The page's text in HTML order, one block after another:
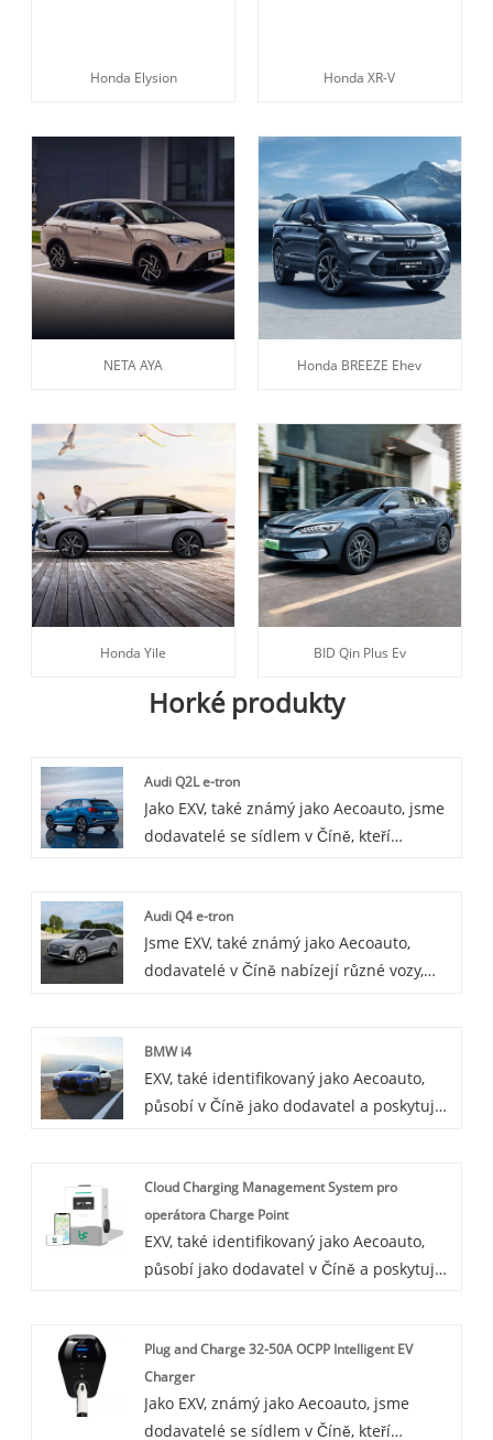
Honda Elysion Honda XR-V
NETA AYA Honda BREEZE Ehev
Honda Yile BID Qin Plus Ev
Horké produkty
Audi Q2L e-tron
Jako EXV, také známý jako Aecoauto, jsme
dodavatelé se sídlem v Číně, kteří
tron je čistě elektrický kompaktní SUV
model uvedený na trh Audi, který se
vyznačuje nulovými emisemi, nízkou
Audi Q4 e-tron
Jsme EXV, také známý jako Aecoauto,
dodavatelé v Číně nabízejí různé vozy,
SUV model uvedený na trh Audi, který se
vyznačuje nulovými emisemi, nízkou
hlučností a vysokou účinností. Jde o
BMW i4
EXV, také identifikovaný jako Aecoauto,
působí v Číně jako dodavatel a poskytuje
je plně elektrický sedan, který nabízí
kombinaci výkonu, luxusu a udržitelnosti.
Cloud Charging Management System pro
operátora Charge Point
EXV, také identifikovaný jako Aecoauto,
působí jako dodavatel v Číně a poskytuje
našich nabídek je Cloud Charging
Management System for Charge Point
Operator. Cloud Charging Management
System pro Charge Point Operator je
Plug and Charge 32-50A OCPP Intelligent EV
Charger
Jako EXV, známý jako Aecoauto, jsme
dodavatelé se sídlem v Číně, kteří